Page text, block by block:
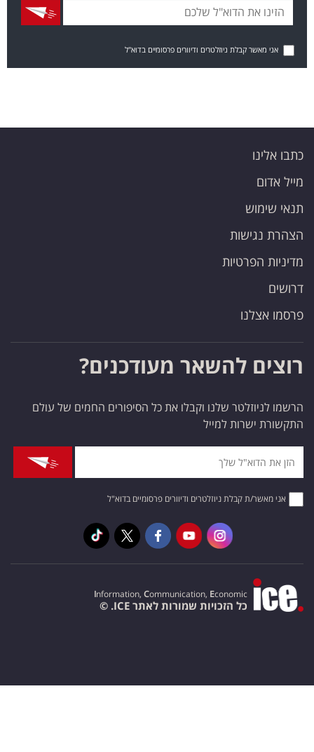
אני מאשר קבלת ניוזלטרים ודיוורים פרסומיים בדוא"ל
כתבו אלינו
מייל אדום
תנאי שימוש
הצהרת נגישות
מדיניות הפרטיות
דרושים
פרסמו אצלנו
רוצים להשאר מעודכנים?
הרשמו לניוזלטר שלנו וקבלו את כל הסיפורים החמים של עולם
התקשורת ישרות למייל
אני מאשר/ת קבלת ניוזלטרים ודיוורים פרסומיים בדוא"ל
Information, Communication, Economic
כל הזכויות שמורות לאתר ICE. ©